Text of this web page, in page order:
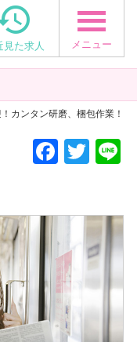
見た求人 メニュー
カンタン研磨、梱包作業！
F
b
o
o
k
T
er